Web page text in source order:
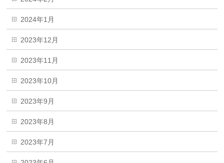
2024年1月
2023年12月
2023年11月
2023年10月
2023年9月
2023年8月
2023年7月